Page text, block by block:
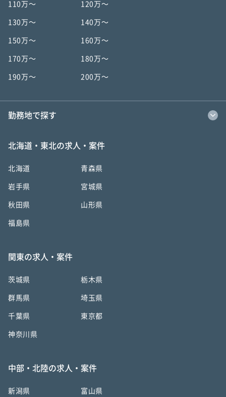
110万〜 120万〜
130万〜 140万〜
150万〜 160万〜
170万〜 180万〜
190万〜 200万〜
勤務地で探す
北海道・東北の求人・案件
北海道 青森県
岩手県 宮城県
秋田県 山形県
福島県
関東の求人・案件
茨城県 栃木県
群馬県 埼玉県
千葉県 東京都
神奈川県
中部・北陸の求人・案件
新潟県 富山県